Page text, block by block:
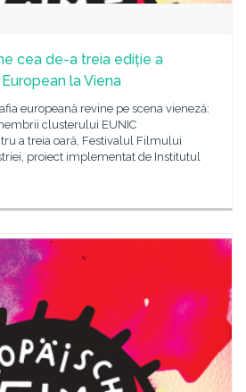
cea de-a treia ediție a
la Viena
europeană revine pe scena vieneză:
clusterului EUNIC
a treia oară, Festivalul Filmului
proiect implementat de Institutul